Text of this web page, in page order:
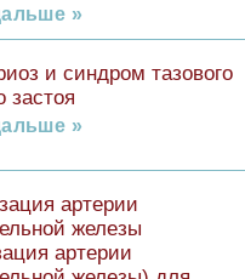
»
и синдром тазового
застоя
»
артерии
железы
артерии